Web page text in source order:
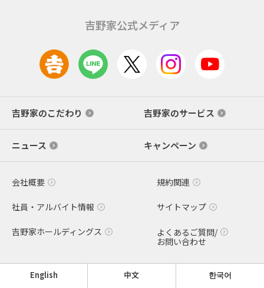
吉野家公式メディア
吉野家のこだわり 吉野家のサービス
ニュース キャンペーン
会社概要 規約関連
社員・アルバイト情報 サイトマップ
吉野家ホールディングス
よくあるご質問/
お問い合わせ
English 中文 한국어